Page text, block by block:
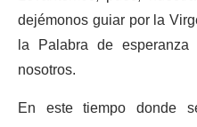
dejémonos guiar por la
la Palabra de
nosotros.
En este tiempo donde